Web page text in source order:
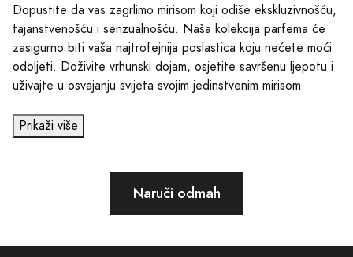
Dopustite da vas zagrlimo mirisom koji odiše ekskluzivnošću,
tajanstvenošću i senzualnošću. Naša kolekcija parfema će
zasigurno biti vaša najtrofejnija poslastica koju nećete moći
odoljeti. Doživite vrhunski dojam, osjetite savršenu ljepotu i
uživajte u osvajanju svijeta svojim jedinstvenim mirisom.
Prikaži više
Naruči odmah